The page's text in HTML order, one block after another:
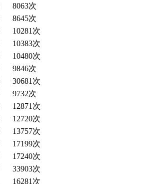
8063次
8645次
10281次
10383次
10480次
9846次
30681次
9732次
12871次
12720次
13757次
17199次
17240次
33903次
16281次